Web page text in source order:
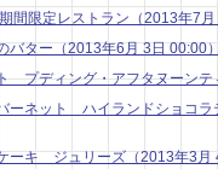
間限定レストラン（2013年7
ター（2013年6月 3日 00:00
プディング・アフタヌーンテ
ネット ハイランドショコラ
ーキ ジュリーズ（2013年3月